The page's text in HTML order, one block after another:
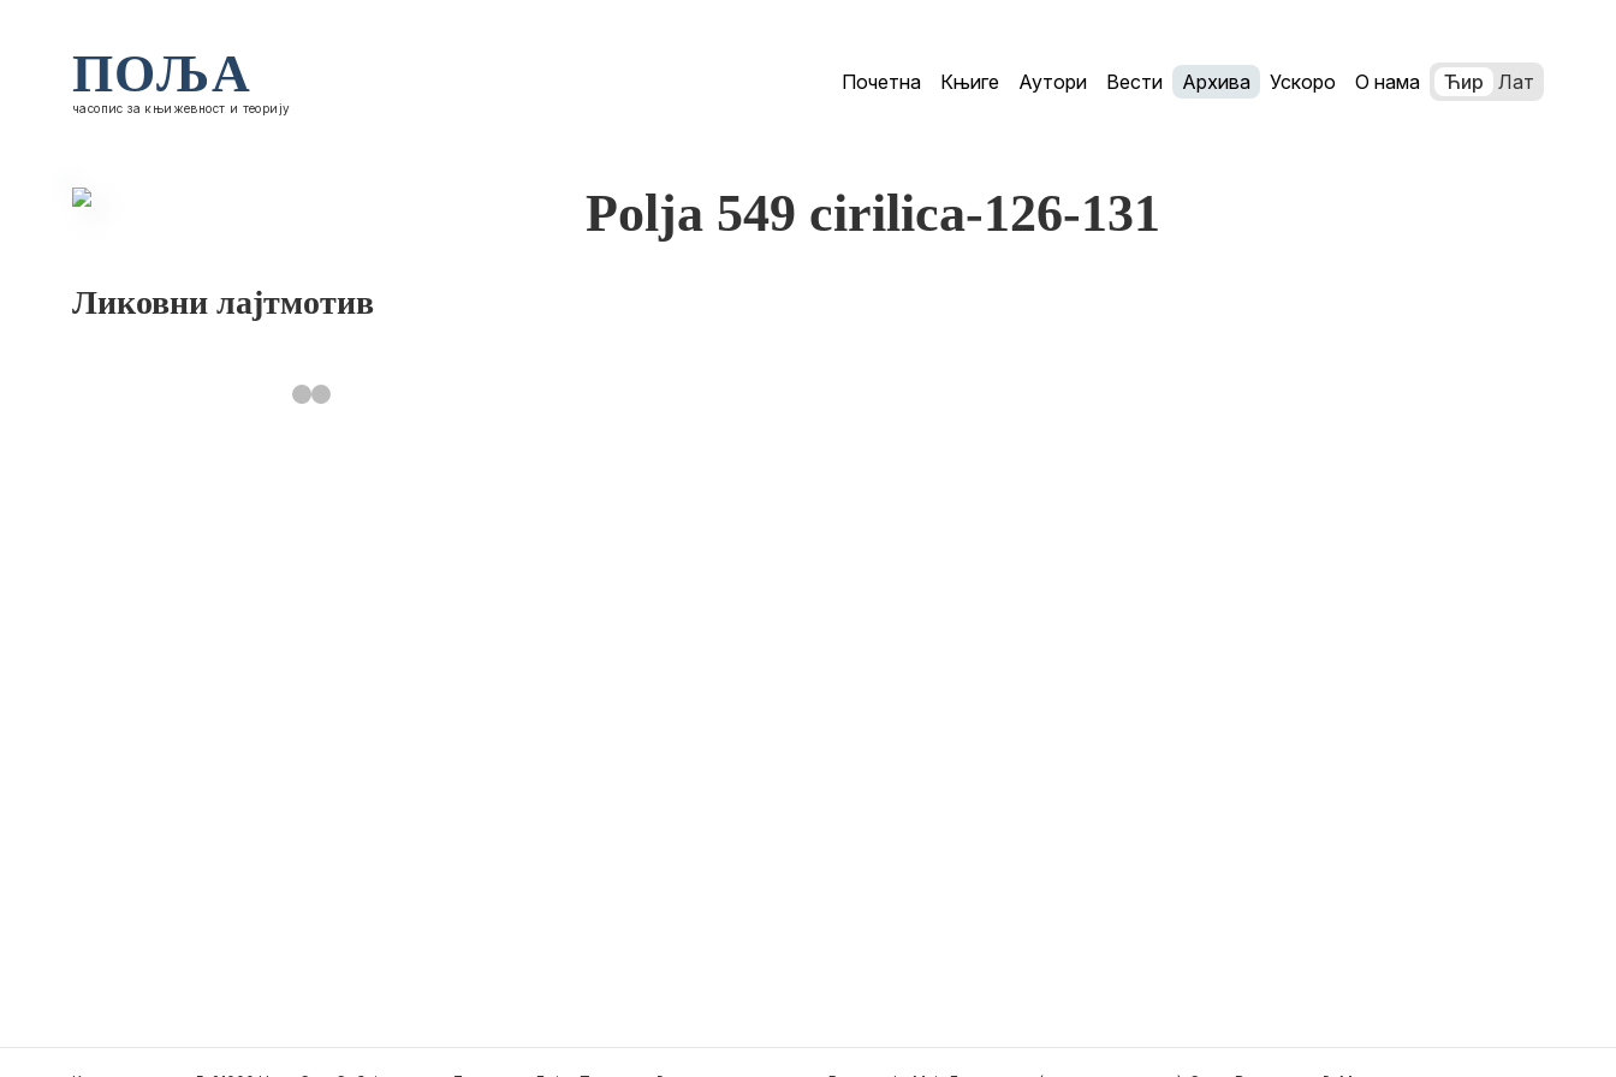
ПОЉА
часопис за књижевност и теорију
Почетна Књиге Аутори Вести Архива Ускоро О нама Ћир Лат
Ликовни лајтмотив
Polja 549 cirilica-126-131